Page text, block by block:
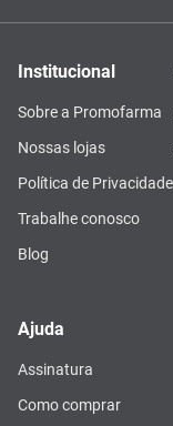
Institucional
Sobre a Promofarma
Nossas lojas
Política de Privacidade
Trabalhe conosco
Blog
Ajuda
Assinatura
Como comprar